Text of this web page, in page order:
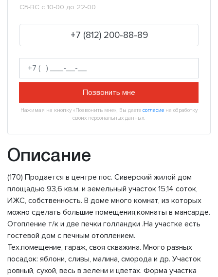
СБ-ВС с 10-00 до 22-00
+7 (812) 200-88-89
Позвонить мне
Нажимая на кнопку «Позвонить мне», Вы даете согласие на обработку
своих персональных данных.
Описание
(170) Продается в центре пос. Сиверский жилой дом
площадью 93,6 кв.м. и земельный участок 15,14 соток,
ИЖС, собственность. В доме много комнат, из которых
можно сделать большие помещения,комнаты в мансарде.
Отопление т/к и две печки голландки .На участке есть
гостевой дом с печным отоплением.
Тех.помещение, гараж, своя скважина. Много разных
посадок: яблони, сливы, малина, сморода и др. Участок
ровный, сухой, весь в зелени и цветах. Форма участка